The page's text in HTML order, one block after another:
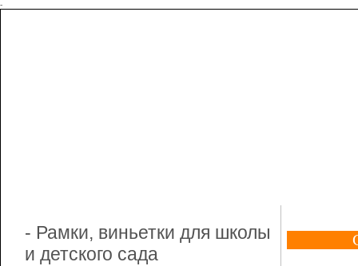
-
- Рамки, виньетки для школы
и детского сада